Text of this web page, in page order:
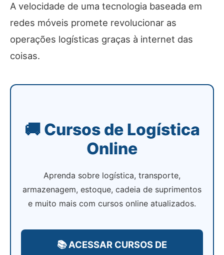
A velocidade de uma tecnologia baseada em
redes móveis promete revolucionar as
operações logísticas graças à internet das
coisas.
🚚 Cursos de Logística
Online
Aprenda sobre logística, transporte,
armazenagem, estoque, cadeia de suprimentos
e muito mais com cursos online atualizados.
📚 ACESSAR CURSOS DE